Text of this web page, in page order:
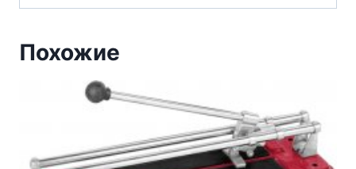
Похожие